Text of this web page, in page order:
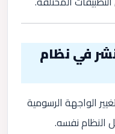
في نظام
الواجهة الرسومية
النظام نفسه.